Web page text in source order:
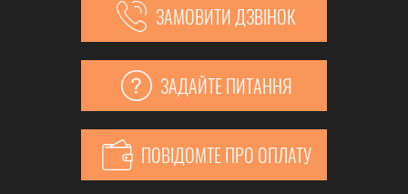
ЗАМОВИТИ ДЗВІНОК
ЗАДАЙТЕ ПИТАННЯ
ПОВІДОМТЕ ПРО ОПЛАТУ